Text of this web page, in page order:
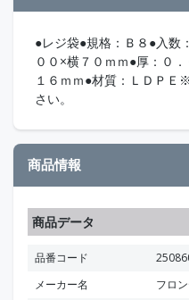
●レジ袋●規格：Ｂ８●入数
００×横７０ｍｍ●厚：０
１６ｍｍ●材質：ＬＤＰ
さい。
商品情報
商品データ
品番コード
メーカー名
フロ